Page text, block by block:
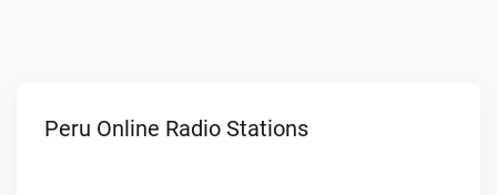
Peru Online Radio Stations